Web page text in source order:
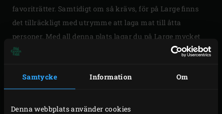
Samtycke Information Om
Denna webbplats använder cookies
favoriträtter. Samtidigt om så krävs, för på Large finns
det tillräckligt med utrymme att laga mat till åtta
personer. Med all denna plats lagar du på Large mycket
enkelt kompletta trerättersmenyer. Bygg in Large i ett
Nest och Nest Handler för att säkert och enkelt kunna
flytta det.